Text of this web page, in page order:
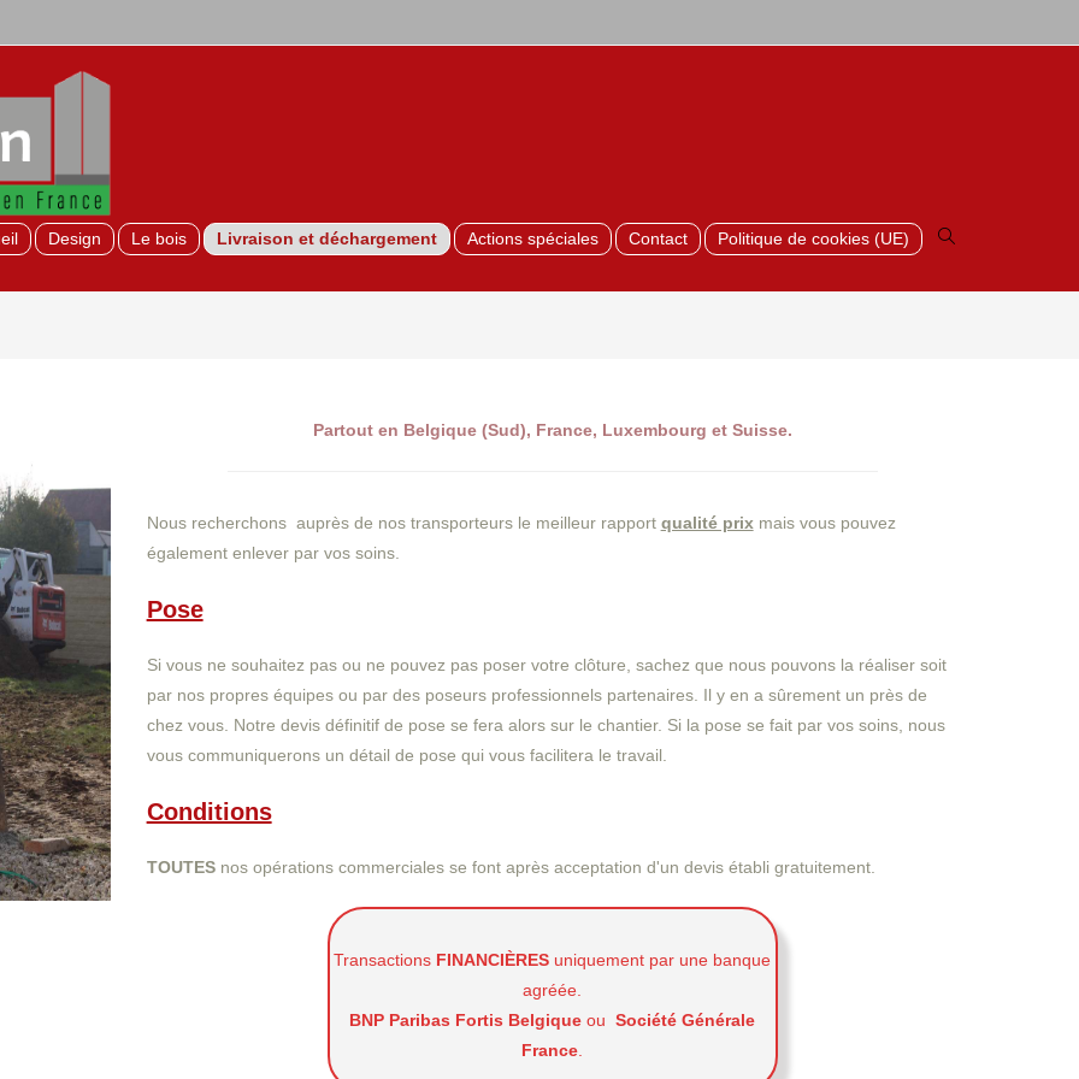
Design Le bois Livraison et déchargement Actions spéciales Contact Politique de cookies (UE)
Toggle
website
search
> Livraison et déchargement
Partout en Belgique (Sud), France, Luxembourg et Suisse.
Nous recherchons auprès de nos transporteurs le meilleur rapport qualité prix mais vous pouvez
également enlever par vos soins.
Pose
Si vous ne souhaitez pas ou ne pouvez pas poser votre clôture, sachez que nous pouvons la réaliser soit
par nos propres équipes ou par des poseurs professionnels partenaires. Il y en a sûrement un près de
chez vous. Notre devis définitif de pose se fera alors sur le chantier. Si la pose se fait par vos soins, nous
vous communiquerons un détail de pose qui vous facilitera le travail.
Conditions
TOUTESnos opérations commerciales se font après acceptation d'un devis établi gratuitement.
Transactions FINANCIÈRES uniquement par une banque
agréée.
BNP Paribas Fortis Belgique ouSociété Générale
France